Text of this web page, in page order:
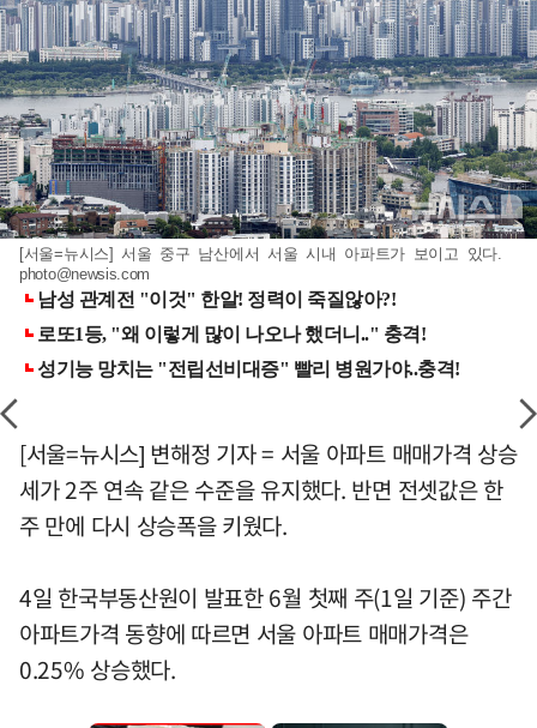
[서울=뉴시스] 서울 중구 남산에서 서울 시내 아파트가 보이고 있다.
photo@newsis.com
[서울=뉴시스] 변해정 기자 = 서울 아파트 매매가격 상승
세가 2주 연속 같은 수준을 유지했다. 반면 전셋값은 한
주 만에 다시 상승폭을 키웠다.
4일 한국부동산원이 발표한 6월 첫째 주(1일 기준) 주간
아파트가격 동향에 따르면 서울 아파트 매매가격은
0.25% 상승했다.